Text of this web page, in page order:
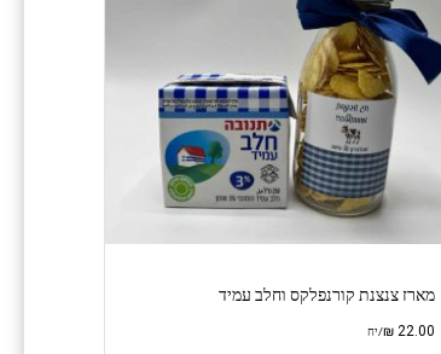
מארז צנצנת קורנפלקס וחלב עמיד
₪22.00 /יח